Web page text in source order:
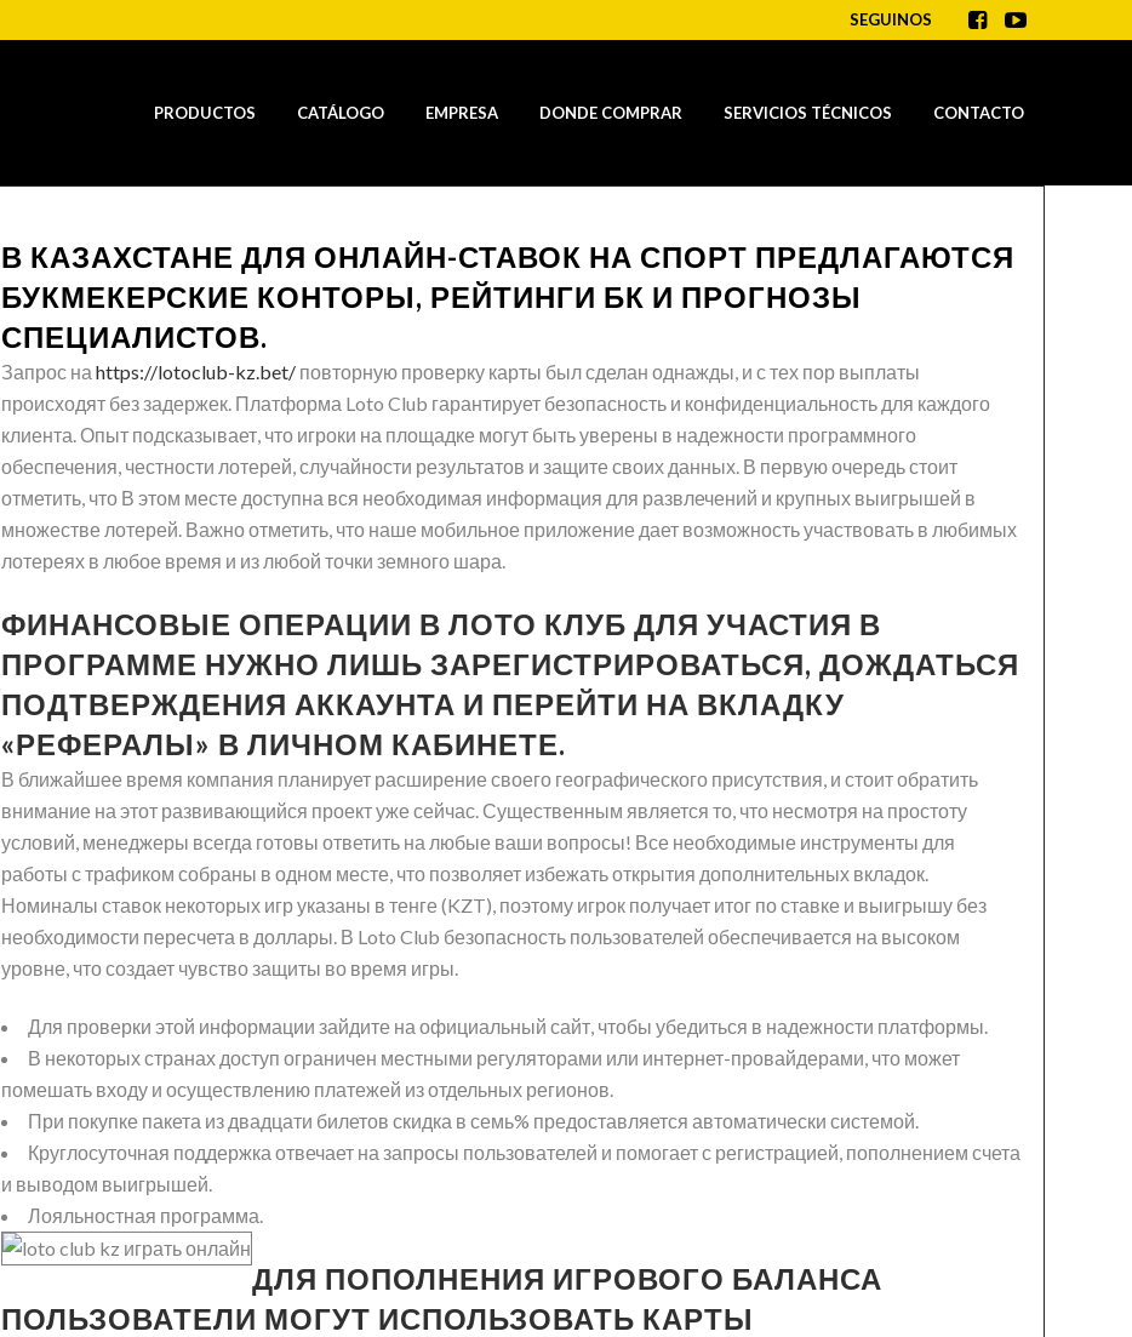
SEGUINOS
PRODUCTOS CATÁLOGO EMPRESA DONDE COMPRAR SERVICIOS TÉCNICOS CONTACTO
В КАЗАХСТАНЕ ДЛЯ ОНЛАЙН-СТАВОК НА СПОРТ ПРЕДЛАГАЮТСЯ
БУКМЕКЕРСКИЕ КОНТОРЫ, РЕЙТИНГИ БК И ПРОГНОЗЫ
СПЕЦИАЛИСТОВ.
Запрос на https://lotoclub-kz.bet/повторную проверку карты был сделан однажды, и с тех пор выплаты
происходят без задержек. Платформа Loto Club гарантирует безопасность и конфиденциальность для каждого
клиента. Опыт подсказывает, что игроки на площадке могут быть уверены в надежности программного
обеспечения, честности лотерей, случайности результатов и защите своих данных. В первую очередь стоит
отметить, что В этом месте доступна вся необходимая информация для развлечений и крупных выигрышей в
множестве лотерей. Важно отметить, что наше мобильное приложение дает возможность участвовать в любимых
лотереях в любое время и из любой точки земного шара.
ФИНАНСОВЫЕ ОПЕРАЦИИ В ЛОТО КЛУБ ДЛЯ УЧАСТИЯ В
ПРОГРАММЕ НУЖНО ЛИШЬ ЗАРЕГИСТРИРОВАТЬСЯ, ДОЖДАТЬСЯ
ПОДТВЕРЖДЕНИЯ АККАУНТА И ПЕРЕЙТИ НА ВКЛАДКУ
«РЕФЕРАЛЫ» В ЛИЧНОМ КАБИНЕТЕ.
В ближайшее время компания планирует расширение своего географического присутствия, и стоит обратить
внимание на этот развивающийся проект уже сейчас. Существенным является то, что несмотря на простоту
условий, менеджеры всегда готовы ответить на любые ваши вопросы! Все необходимые инструменты для
работы с трафиком собраны в одном месте, что позволяет избежать открытия дополнительных вкладок.
Номиналы ставок некоторых игр указаны в тенге (KZT), поэтому игрок получает итог по ставке и выигрышу без
необходимости пересчета в доллары. В Loto Club безопасность пользователей обеспечивается на высоком
уровне, что создает чувство защиты во время игры.
Для проверки этой информации зайдите на официальный сайт, чтобы убедиться в надежности платформы.
В некоторых странах доступ ограничен местными регуляторами или интернет-провайдерами, что может
помешать входу и осуществлению платежей из отдельных регионов.
При покупке пакета из двадцати билетов скидка в семь% предоставляется автоматически системой.
Круглосуточная поддержка отвечает на запросы пользователей и помогает с регистрацией, пополнением счета
и выводом выигрышей.
Лояльностная программа.
ДЛЯ ПОПОЛНЕНИЯ ИГРОВОГО БАЛАНСА
ПОЛЬЗОВАТЕЛИ МОГУТ ИСПОЛЬЗОВАТЬ КАРТЫ